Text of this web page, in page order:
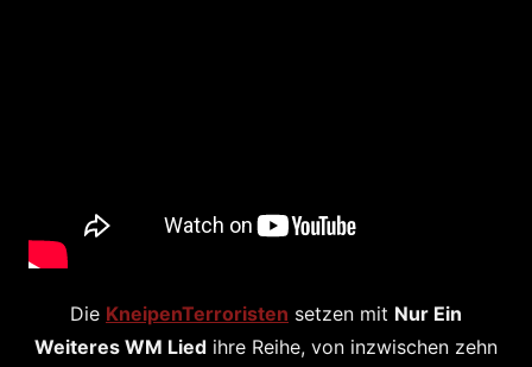
Die KneipenTerroristen setzen mit Nur Ein
Weiteres WM Lied ihre Reihe, von inzwischen zehn